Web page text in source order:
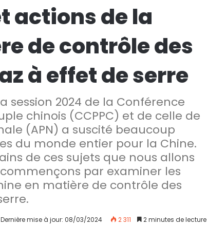
actions de la
de contrôle des
à effet de serre
session 2024 de la Conférence
chinois (CCPPC) et de celle de
(APN) a suscité beaucoup
du monde entier pour la Chine.
de ces sujets que nous allons
par examiner les
en matière de contrôle des
Dernière mise à jour: 08/03/2024 2 311 2 minutes de lecture